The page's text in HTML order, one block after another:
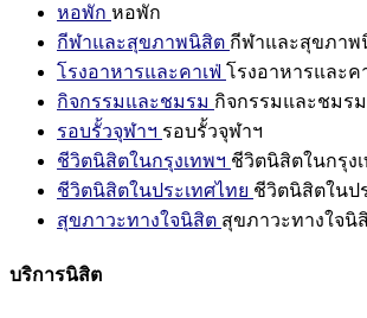
หอพัก หอพัก
กีฬาและสุขภาพนิสิต กีฬาและสุขภาพ
โรงอาหารและคาเฟ่ โรงอาหารและค
กิจกรรมและชมรม กิจกรรมและชมรม
รอบรั้วจุฬาฯ รอบรั้วจุฬาฯ
ชีวิตนิสิตในกรุงเทพฯ ชีวิตนิสิตในกรุง
ชีวิตนิสิตในประเทศไทย ชีวิตนิสิตในป
สุขภาวะทางใจนิสิต สุขภาวะทางใจนิ
บริการนิสิต